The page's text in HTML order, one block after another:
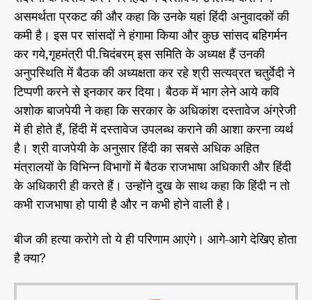
असमर्थता प्रकट की और कहा कि उनके यहां हिंदी अनुवादकों की
कमी है। इस पर सांसदों ने हंगामा किया और कुछ सांसद बहिगर्मन
कर गये,गृहमंत्री पी.चिदंबरम् इस समिति के अध्यक्ष हैं उनकी
अनुपस्थिति में बैठक की अध्यक्षता कर रहे श्री सत्यव्रत चतुर्वेदी ने
टिप्पणी करने से इनकार कर दिया। बैठक में भाग लेने आये कवि
अशोक बाजपेयी ने कहा कि सरकार के अधिकांश दस्तावेज अंग्रेजी
में ही होते हैं, हिंदी में दस्तावेज उपलब्ध कराने की आशा करना व्यर्थ
है। श्री वाजपेयी के अनुसार हिंदी का सबसे अधिक अहित
मंत्रालयों के विभिन्न विभागों में बैठक राजभाषा अधिकारी और हिंदी
के अधिकारी ही करते हैं। उन्होंने दुख के साथ कहा कि हिंदी न तो
कभी राजभाषा हो पायी है और न कभी होने वाली है।
बीज की हत्या करोगे तो ये ही परिणाम आएंगे। आगे-आगे देखिए होता
है क्या?